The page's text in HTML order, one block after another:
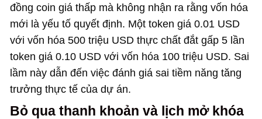
đồng coin giá thấp mà không nhận ra rằng vốn hóa
mới là yếu tố quyết định. Một token giá 0.01 USD
với vốn hóa 500 triệu USD thực chất đắt gấp 5 lần
token giá 0.10 USD với vốn hóa 100 triệu USD. Sai
lầm này dẫn đến việc đánh giá sai tiềm năng tăng
trưởng thực tế của dự án.
Bỏ qua thanh khoản và lịch mở khóa